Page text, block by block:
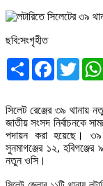
ছবি:সংগৃহীত
Share Facebook
সিলেট রেঞ্জের ৩৯ থানায়
জাতীয় সংসদ নির্বাচনকে
পদায়ন করা হয়েছে।
সুনমাগঞ্জের ১২, হবিগঞ্জের
নতুন ওসি।